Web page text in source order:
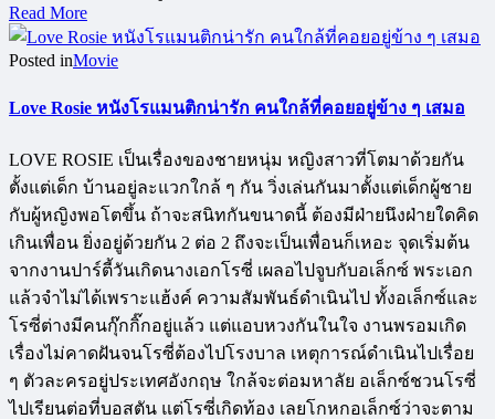
Read More
Posted inMovie
Love Rosie หนังโรแมนติกน่ารัก คนใกล้ที่คอยอยู่ข้าง ๆ เสมอ
LOVE ROSIE เป็นเรื่องของชายหนุ่ม หญิงสาวที่โตมาด้วยกัน
ตั้งแต่เด็ก บ้านอยู่ละแวกใกล้ ๆ กัน วิ่งเล่นกันมาตั้งแต่เด็กผู้ชาย
กับผู้หญิงพอโตขึ้น ถ้าจะสนิทกันขนาดนี้ ต้องมีฝ่ายนึงฝ่ายใดคิด
เกินเพื่อน ยิ่งอยู่ด้วยกัน 2 ต่อ 2 ถึงจะเป็นเพื่อนก็เหอะ จุดเริ่มต้น
จากงานปาร์ตี้วันเกิดนางเอกโรซี่ เผลอไปจูบกับอเล็กซ์ พระเอก
แล้วจำไม่ได้เพราะแฮ้งค์ ความสัมพันธ์ดำเนินไป ทั้งอเล็กซ์และ
โรซี่ต่างมีคนกุ๊กกิ๊กอยู่แล้ว แต่แอบหวงกันในใจ งานพรอมเกิด
เรื่องไม่คาดฝันจนโรซี่ต้องไปโรงบาล เหตุการณ์ดำเนินไปเรื่อย
ๆ ตัวละครอยู่ประเทศอังกฤษ ใกล้จะต่อมหาลัย อเล็กซ์ชวนโรซี่
ไปเรียนต่อที่บอสตัน แต่โรซี่เกิดท้อง เลยโกหกอเล็กซ์ว่าจะตาม